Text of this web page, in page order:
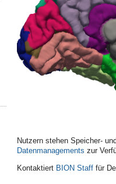
Nutzern stehen Speicher-
Datenmanagements zur
Kontaktiert BION Staff für